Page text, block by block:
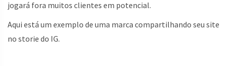
jogará fora muitos clientes em potencial.
Aqui está um exemplo de uma marca compartilhando seu site
no storie do IG.